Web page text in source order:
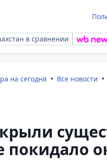
в сравнении
на сегодня Все новости
покидало